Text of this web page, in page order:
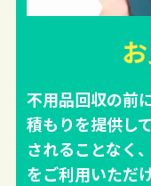
不用品回収の前
積もりを提供し
されることなく
をご利用いただ